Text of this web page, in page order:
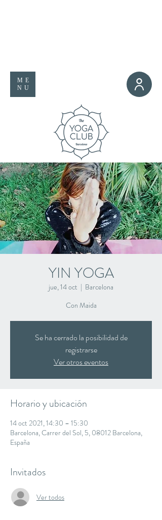
ME
NU
YIN YOGA
jue, 14 oct
  |
Barcelona
Con Maida
Se ha cerrado la posibilidad de
registrarse
Ver otros eventos
Horario y ubicación
14 oct 2021, 14:30 – 15:30
Barcelona, Carrer del Sol, 5, 08012 Barcelona,
España
Invitados
Ver todos